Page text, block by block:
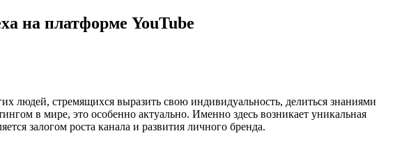
на платформе YouTube
людей, стремящихся выразить свою индивидуальность, делиться знаниями
в мире, это особенно актуально. Именно здесь возникает уникальная
залогом роста канала и развития личного бренда.